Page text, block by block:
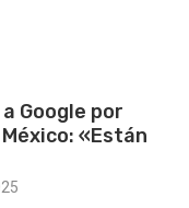
Google por
«Están